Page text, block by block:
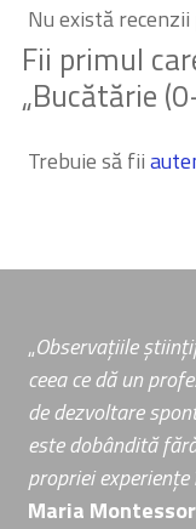
Nu există recenzii
Fii primul
„Bucătărie
Trebuie să fii
„Observațiile
ceea ce dă un
de dezvoltare
este dobândită
propriei
Maria